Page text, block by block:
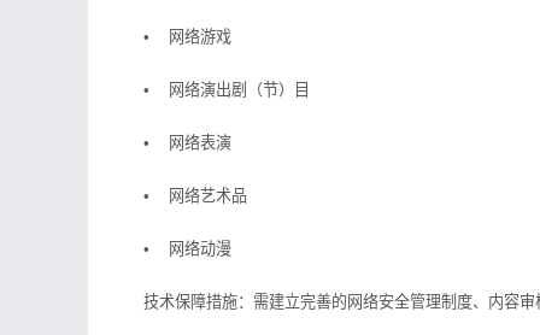
• 网络游戏
• 网络演出剧（节）目
• 网络表演
• 网络艺术品
• 网络动漫
技术保障措施：需建立完善的网络安全管理制度、内容审